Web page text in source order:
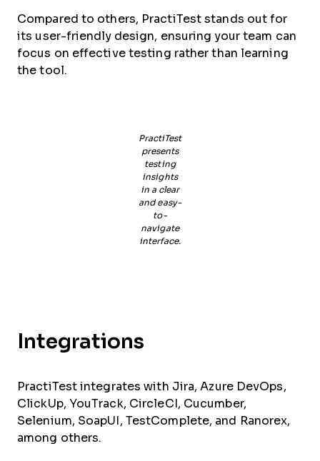
Compared to others, PractiTest stands out for
its user-friendly design, ensuring your team can
focus on effective testing rather than learning
the tool.
PractiTest
presents
testing
insights
in a clear
and easy-
to-
navigate
interface.
Integrations
PractiTest integrates with Jira, Azure DevOps,
ClickUp, YouTrack, CircleCI, Cucumber,
Selenium, SoapUI, TestComplete, and Ranorex,
among others.